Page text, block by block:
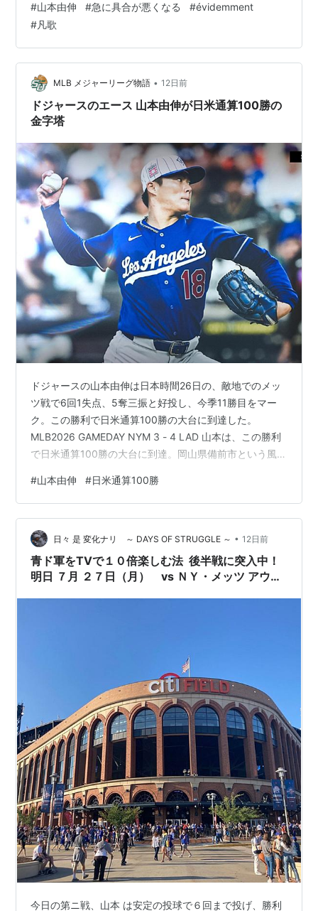
「évidemment！」（もちろん）毎日10～20分ほど、
Duolingoを続けている。 フランス語コースは482日。
「エビダモン」 なかなか覚えられなかったが、脳に刻み
込めた。 ちょいちょいフランス語を聞き取れたことで、
3時間の長丁場は飽きなかった。 （長台詞は全く歯が立
たないけ…
#山本由伸 #急に具合が悪くなる #évidemment
#凡歌
MLB メジャーリーグ物語 • 12日前
ドジャースのエース 山本由伸が日米通算100勝の
金字塔
ドジャースの山本由伸は日本時間26日の、敵地でのメッ
ツ戦で6回1失点、5奪三振と好投し、今季11勝目をマー
ク。この勝利で日米通算100勝の大台に到達した。
MLB2026 GAMEDAY NYM 3 - 4 LAD 山本は、この勝利
で日米通算100勝の大台に到達。岡山県備前市という風光
ス・バファローズで日本のエースへと成長し、海を渡っ
てMLBという最高峰の舞台へ挑戦。矢田修トレーナーや
スタッフの支えを受けながら、MLBで30勝を積み重ねて
きた。 QSメーカーとしての安定感 この試合では、初回
から二死1・2塁のピンチを迎える立ち上がりだったが、
…
#山本由伸 #日米通算100勝
日々 是 変化ナリ ～ DAYS OF STRUGGLE ～ • 12日前
青ド軍をTVで１０倍楽しむ法 後半戦に突入中！
明日 ７月 ２７日（月） vs ＮＹ・メッツ アウェ
今日の第ニ戦、山本 は安定の投球で６回まで投げ、勝利